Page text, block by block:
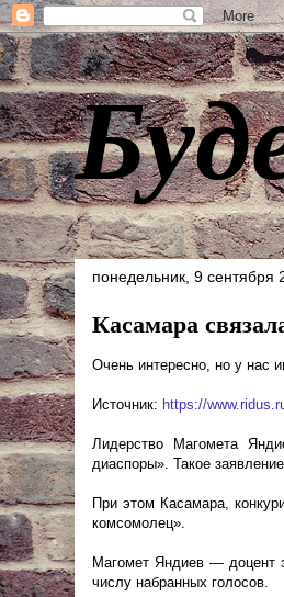
понедельник, 9 сентября
Касамара
Очень интересно, но у нас
Источник: https://
Лидерство Магомета
диаспоры». Такое
При этом Касамара,
комсомолец».
Магомет Яндиев — доцент
числу набранных голосов.